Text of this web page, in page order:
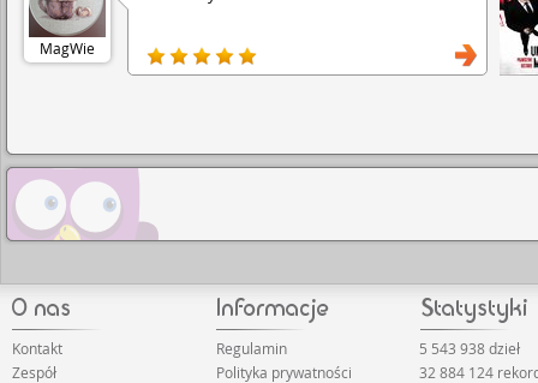
MagWie
Kontakt
Zespół
Regulamin
Polityka prywatności
5 543 938 dzieł
32 884 124